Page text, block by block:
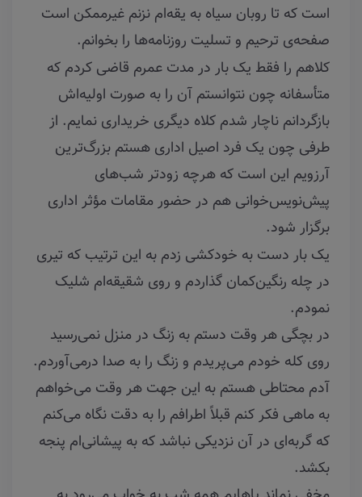
است که تا روبان سیاه به یقه‌ام نزنم غیرممکن است
صفحه‌ی ترحیم و تسلیت روزنامه‌ها را بخوانم.
کلاهم را فقط یک بار در مدت عمرم قاضی کردم که
متأسفانه چون نتوانستم آن را به صورت اولیه‌اش
بازگردانم ناچار شدم کلاه دیگری خریداری نمایم. از
طرفی چون یک فرد اصیل اداری هستم بزرگ‌ترین
آرزویم این است که هرچه زودتر شب‌های
پیش‌نویس‌خوانی هم در حضور مقامات مؤثر اداری
برگزار شود.
یک بار دست به خودکشی زدم به این ترتیب که تیری
در چله رنگین‌کمان گذاردم و روی شقیقه‌ام شلیک
نمودم.
در بچگی هر وقت دستم به زنگ در منزل نمی‌رسید
روی کله خودم می‌پریدم و زنگ را به صدا درمی‌آوردم.
آدم محتاطی هستم به این جهت هر وقت می‌خواهم
به ماهی فکر کنم قبلاً اطرافم را به دقت نگاه می‌کنم
که گربه‌ای در آن نزدیکی نباشد که به پیشانی‌ام پنجه
بکشد.